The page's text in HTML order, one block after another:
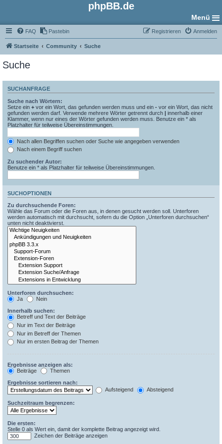
phpBB.de
Menü
FAQ Pastebin Anmelden
Registrieren
Startseite Community Suche
Suche
SUCHANFRAGE
Suche nach Wörtern:
Setze ein + vor ein Wort, das gefunden werden muss und ein - vor ein Wort, das nicht
gefunden werden darf. Verwende mehrere Wörter getrennt durch | innerhalb einer
Klammer, wenn nur eines der Wörter gefunden werden muss. Benutze ein * als
Platzhalter für teilweise Übereinstimmungen.
Nach allen Begriffen suchen oder Suche wie angegeben verwenden
Nach einem Begriff suchen
Zu suchender Autor:
Benutze ein * als Platzhalter für teilweise Übereinstimmungen.
SUCHOPTIONEN
Zu durchsuchende Foren:
Wähle das Forum oder die Foren aus, in denen gesucht werden soll. Unterforen
werden automatisch mit durchsucht, sofern du die Option „Unterforen durchsuchen“
unten nicht deaktivierst.
Unterforen durchsuchen:
Ja
Nein
Innerhalb suchen:
Betreff und Text der Beiträge
Nur im Text der Beiträge
Nur im Betreff der Themen
Nur im ersten Beitrag der Themen
Ergebnisse anzeigen als:
Beiträge
Themen
Ergebnisse sortieren nach:
Aufsteigend
Absteigend
Suchzeitraum begrenzen:
Die ersten:
Stelle 0 als Wert ein, damit der komplette Beitrag angezeigt wird.
Zeichen der Beiträge anzeigen